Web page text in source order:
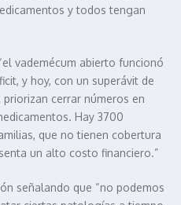
y todos tengan
vademécum abierto funcionó
y hoy, con un superávit de
cerrar números en
Hay 3700
que no tienen cobertura
un alto costo financiero.”
señalando que “no podemos